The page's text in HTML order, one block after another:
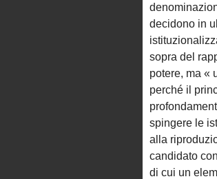
decidono in
sopra del
potere, ma «
perché il
spingere le
alla
candidato
di cui un